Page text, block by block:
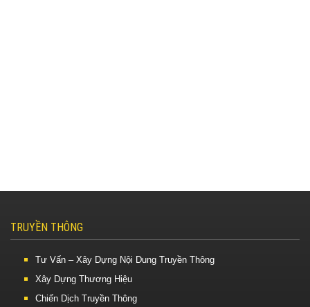
TRUYỀN THÔNG
Tư Vấn – Xây Dựng Nội Dung Truyền Thông
Xây Dựng Thương Hiệu
Chiến Dịch Truyền Thông